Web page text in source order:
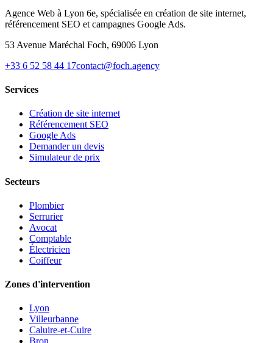
Agence Web à Lyon 6e, spécialisée en création de site internet,
référencement SEO et campagnes Google Ads.
53 Avenue Maréchal Foch, 69006 Lyon
+33 6 52 58 44 17contact@foch.agency
Services
Création de site internet
Référencement SEO
Google Ads
Demander un devis
Simulateur de prix
Secteurs
Plombier
Serrurier
Avocat
Comptable
Électricien
Coiffeur
Zones d'intervention
Lyon
Villeurbanne
Caluire-et-Cuire